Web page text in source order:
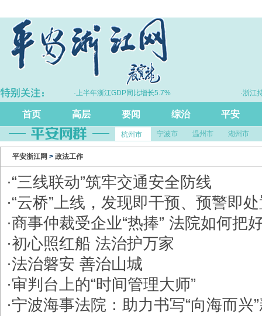
·上半年浙江GDP同比增长5.7% ·浙江持
首页 高层 要闻 综治 平安
杭州市 宁波市 温州市 湖州市
平安浙江网 > 政法工作
·“三线联动”筑牢交通安全防线
·“云桥”上线，发现即干预、预警即
·商事仲裁受企业“热捧” 法院如何把
·初心照红船 法治护万家
·法治磐安 善治山城
·审判台上的“时间管理大师”
·宁波海事法院：助力书写“向海而兴